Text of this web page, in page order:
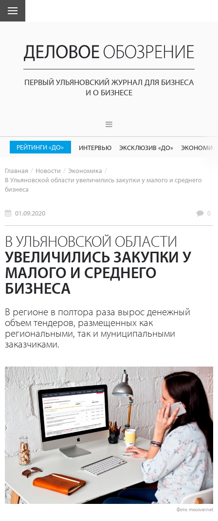
ПЕРВЫЙ УЛЬЯНОВСКИЙ ЖУРНАЛ ДЛЯ БИЗНЕСА
И О БИЗНЕСЕ
РЕЙТИНГИ «ДО» ИНТЕРВЬЮ ЭКСКЛЮЗИВ «ДО»
Главная Новости
Экономика
В Ульяновской области увеличились закупки у малого и среднего
бизнеса
01.09.2020 0
В УЛЬЯНОВСКОЙ ОБЛАСТИ
УВЕЛИЧИЛИСЬ ЗАКУПКИ У
МАЛОГО И СРЕДНЕГО
БИЗНЕСА
В регионе в полтора раза вырос денежный
объем тендеров, размещенных как
региональными, так и муниципальными
заказчиками.
Фото: mocover.net